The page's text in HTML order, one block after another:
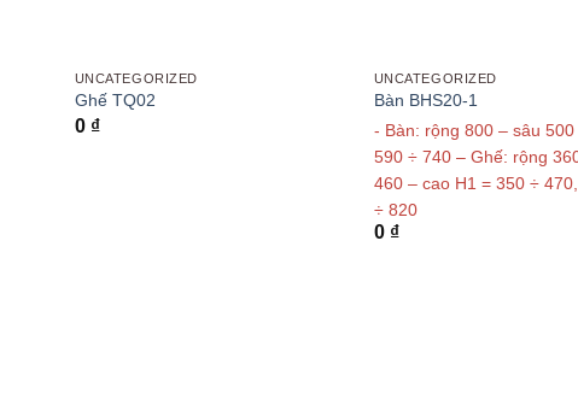
UNCATEGORIZED
Ghế TQ02
0 ₫
UNCATEGORIZED
Bàn BHS20-1
- Bàn: rộng 800 – sâu 500
590 ÷ 740 – Ghế: rộng
460 – cao H1 = 350 ÷
÷ 820
0 ₫